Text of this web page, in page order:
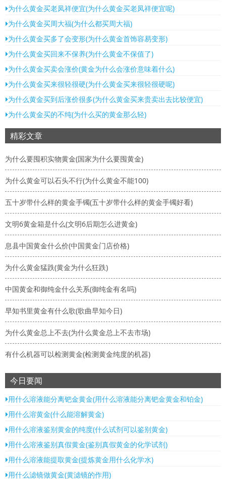
为什么黄金买老凤祥便宜(为什么黄金买老凤祥便宜呢)
为什么黄金买周大福(为什么都买周大福)
为什么黄金买多了会变形(为什么黄金首饰容易变形)
为什么黄金买回来不保养(为什么黄金不保值了)
为什么黄金买卖会涨价(黄金为什么会涨价意味着什么)
为什么黄金买来很轻很硬(为什么黄金买来很轻很硬呢)
为什么黄金买到后涨价很多(为什么黄金买来贵卖出去比较便宜)
为什么黄金买的不纯(为什么买的黄金那么轻)
精彩文章
为什么要囤积实物黄金(国家为什么要囤黄金)
为什么黄金可以石头不行(为什么黄金不能100)
五十岁带什么样的黄金手镯(五十岁带什么样的黄金手镯好看)
文明6黄金箱是什么(文明6后期怎么进黄金)
息县中国黄金什么价(中国黄金门店价格)
为什么黄金猛跌(黄金为什么狂跌)
中国黄金和御纯金什么关系(御纯金有名吗)
早知书里黄金有什么歌(歌曲早知今日)
为什么黄金总上不去(为什么黄金总上不去市场)
有什么机器可以检测黄金(检测黄金纯度的机器)
今日要闻
用什么溶液能分离钯金黄金(用什么溶液能分离钯金黄金和铂金)
用什么溶黄金(什么能溶解黄金)
用什么溶液鉴别黄金的纯度(什么试剂可以鉴别黄金)
用什么溶液鉴别真假黄金(鉴别真假黄金的化学试剂)
用什么溶液能提取黄金(提炼黄金用什么化学水)
用什么滤镜做黄金(黄滤镜的作用)